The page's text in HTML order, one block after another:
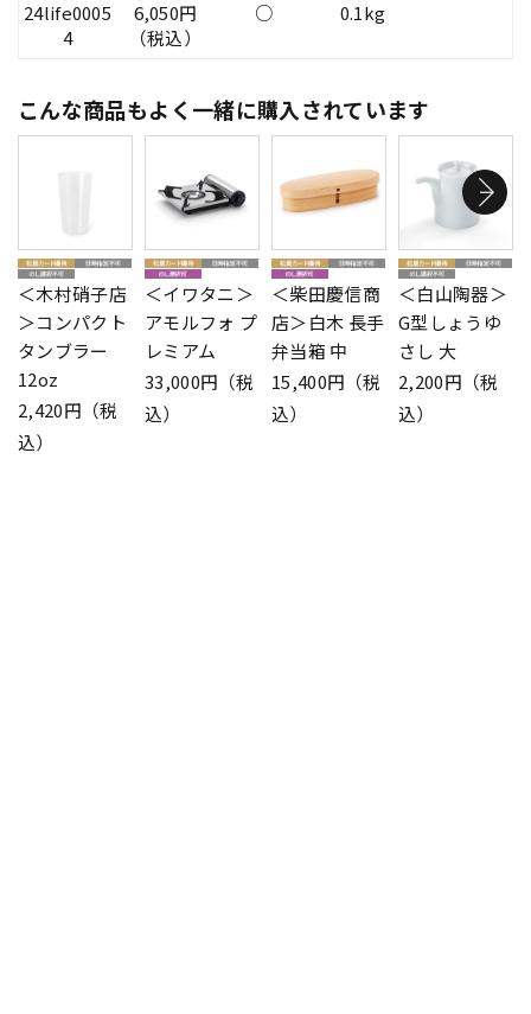
24life0005
4
6,050円
（税込）
○ 0.1kg
こんな商品もよく一緒に購入されています
＜木村硝子店
＞コンパクト
タンブラー
12oz
2,420円（税
込）
＜イワタニ＞
アモルフォ プ
レミアム
33,000円（税
込）
＜柴田慶信商
店＞白木 長手
弁当箱 中
15,400円（税
込）
＜白山陶器＞
G型しょうゆ
さし 大
2,200円（税
込）